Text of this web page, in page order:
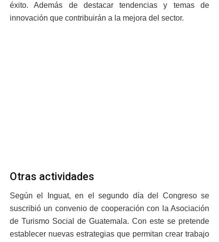
éxito. Además de destacar tendencias y temas de
innovación que contribuirán a la mejora del sector.
Otras actividades
Según el Inguat, en el segundo día del Congreso se
suscribió un convenio de cooperación con la Asociación
de Turismo Social de Guatemala. Con este se pretende
establecer nuevas estrategias que permitan crear trabajo